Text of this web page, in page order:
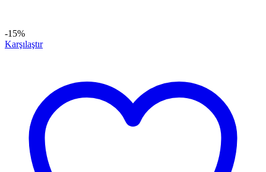
-15%
Karşılaştır